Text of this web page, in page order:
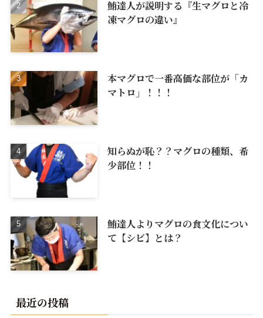
鮪達人が説明する『生マグロと冷
凍マグロの違い』
本マグロで一番高価な部位が「カ
マトロ」！！！
知らぬが恥？？マグロの種類、希
少部位！！
鮪達人よりマグロの食文化につい
て【シビ】とは？
最近の投稿